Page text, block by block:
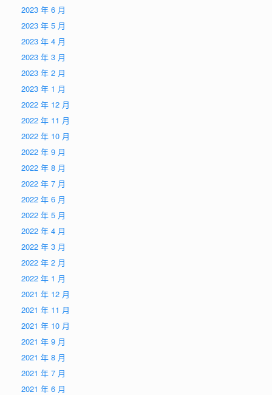
2023 年 6 月
2023 年 5 月
2023 年 4 月
2023 年 3 月
2023 年 2 月
2023 年 1 月
2022 年 12 月
2022 年 11 月
2022 年 10 月
2022 年 9 月
2022 年 8 月
2022 年 7 月
2022 年 6 月
2022 年 5 月
2022 年 4 月
2022 年 3 月
2022 年 2 月
2022 年 1 月
2021 年 12 月
2021 年 11 月
2021 年 10 月
2021 年 9 月
2021 年 8 月
2021 年 7 月
2021 年 6 月